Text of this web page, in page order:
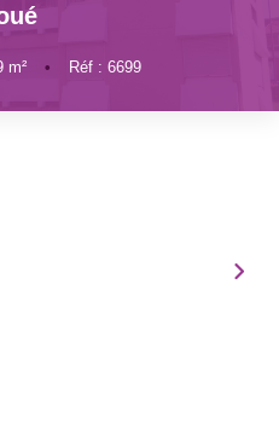
m² • Réf : 6699